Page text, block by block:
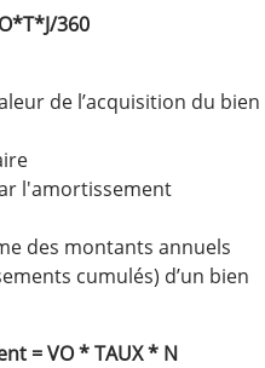
360
de l’acquisition du bien
l'amortissement
des montants annuels
cumulés) d’un bien
= VO * TAUX * N